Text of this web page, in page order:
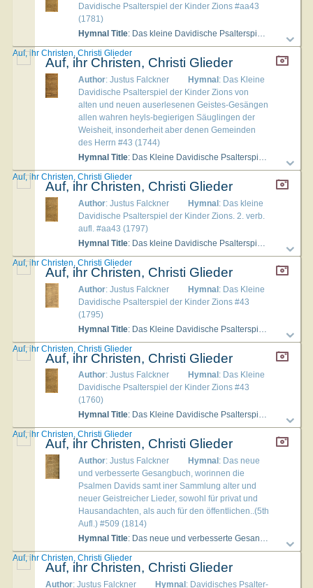
Davidische Psalterspiel der Kinder Zions #aa43
(1781)
Hymnal Title: Das kleine Davidische Psalterspiel der Kinder Zions
Auf, ihr Christen, Christi Glieder
Author: Justus Falckner Hymnal : Das Kleine
Davidische Psalterspiel der Kinder Zions von
alten und neuen auserlesenen Geistes-Gesängen
allen wahren heyls-begierigen Säuglingen der
Weisheit, insonderheit aber denen Gemeinden
des Herrn #43 (1744)
Hymnal Title: Das Kleine Davidische Psalterspiel der Kinder Zions von alten und neuen auserlesenen Geistes-Gesängen allen wahren heyls-begierigen Säuglingen der Weisheit, insonderheit aber denen Gemeinden des Herrn
Auf, ihr Christen, Christi Glieder
Auf, ihr Christen, Christi Glieder
Author: Justus Falckner Hymnal: Das kleine
Davidische Psalterspiel der Kinder Zions. 2. verb.
aufl. #aa43 (1797)
Hymnal Title: Das kleine Davidische Psalterspiel der Kinder Zions. 2. verb. aufl.
Auf, ihr Christen, Christi Glieder
Auf, ihr Christen, Christi Glieder
Author: Justus Falckner Hymnal: Das Kleine
Davidische Psalterspiel der Kinder Zions #43
(1795)
Hymnal Title: Das Kleine Davidische Psalterspiel der Kinder Zions
Auf, ihr Christen, Christi Glieder
Auf, ihr Christen, Christi Glieder
Author: Justus Falckner Hymnal : Das Kleine
Davidische Psalterspiel der Kinder Zions #43
(1760)
Hymnal Title: Das Kleine Davidische Psalterspiel der Kinder Zions
Auf, ihr Christen, Christi Glieder
Auf, ihr Christen, Christi Glieder
Author: Justus Falckner Hymnal : Das neue
und verbesserte Gesangbuch, worinnen die
Psalmen Davids samt iner Sammlung alter und
neuer Geistreicher Lieder, sowohl für privat und
Hausandachten, als auch für den öffentlichen..(5th
Aufl.) #509 (1814)
Hymnal Title: Das neue und verbesserte Gesangbuch, worinnen die Psalmen Davids samt iner Sammlung alter und neuer Geistreicher Lieder, sowohl für privat und Hausandachten, als auch für den öffentlichen..(5th Aufl.)
Auf, ihr Christen, Christi Glieder
Auf, ihr Christen, Christi Glieder
Author: Justus Falckner Hymnal : Davidisches Psalter-
Auf, ihr Christen, Christi Glieder